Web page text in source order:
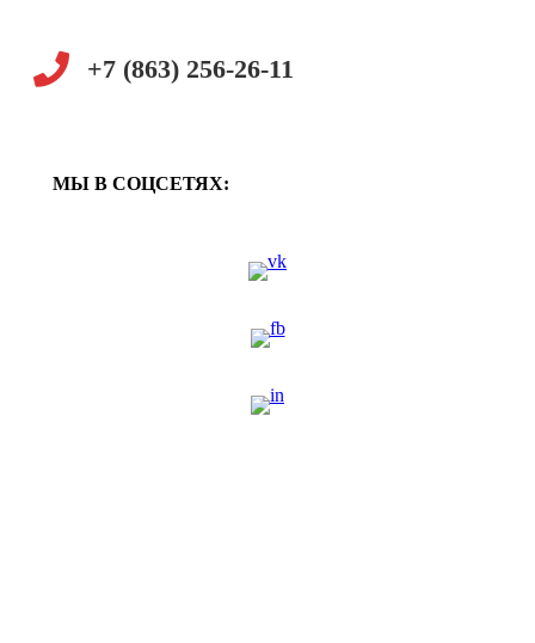
+7 (863) 256-26-11
МЫ В СОЦСЕТЯХ: